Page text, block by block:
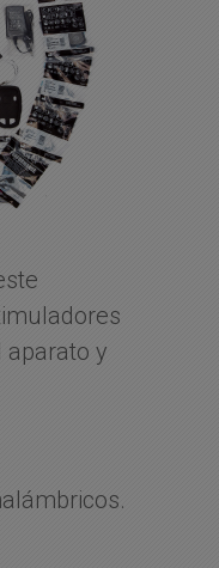
aparato y